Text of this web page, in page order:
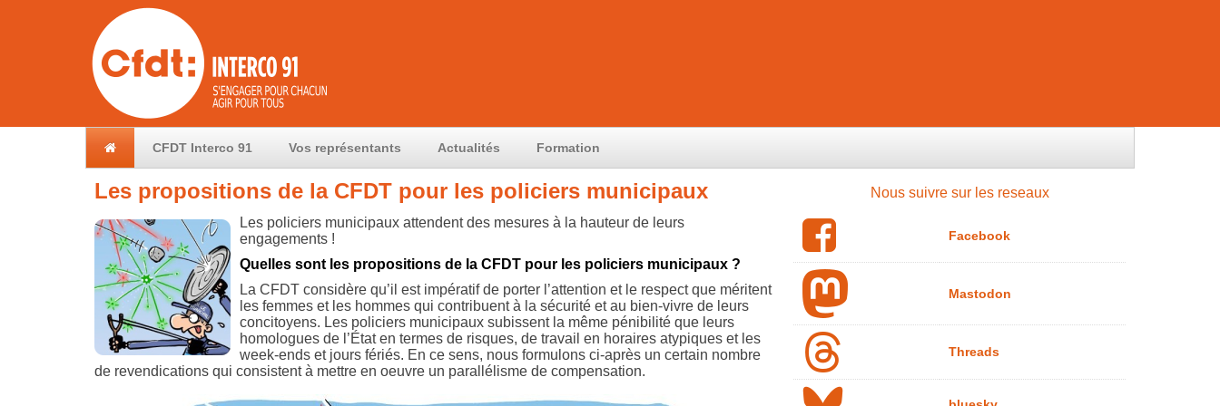
CFDT Interco 91 Vos représentants Actualités Formation
Les propositions de la CFDT pour les policiers municipaux
Les policiers municipaux attendent des mesures à la hauteur de leurs
engagements !
Quelles sont les propositions de la CFDT pour les policiers municipaux ?
La CFDT considère qu’il est impératif de porter l’attention et le respect que méritent
les femmes et les hommes qui contribuent à la sécurité et au bien-vivre de leurs
concitoyens. Les policiers municipaux subissent la même pénibilité que leurs
homologues de l’État en termes de risques, de travail en horaires atypiques et les
week-ends et jours fériés. En ce sens, nous formulons ci-après un certain nombre
de revendications qui consistent à mettre en oeuvre un parallélisme de compensation.
Nous suivre sur les reseaux
Facebook
Mastodon
Threads